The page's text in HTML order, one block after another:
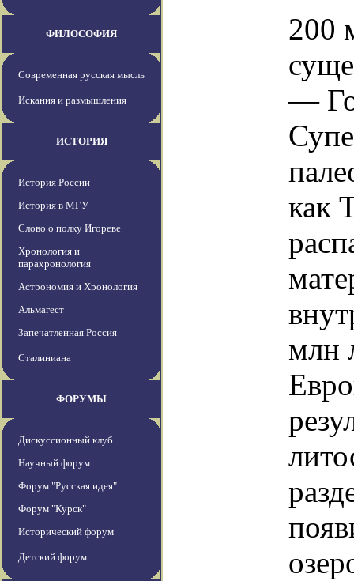
ФИЛОСОФИЯ
Современная русская мысль
Искания и размышления
ИСТОРИЯ
История России
История в МГУ
Слово о полку Игореве
Хронология и
парахронология
Астрономия и Хронология
Альмагест
Запечатленная Россия
Сталиниана
ФОРУМЫ
Дискуссионный клуб
Научный форум
Форум "Русская идея"
Форум "Курск"
Исторический форум
Детский форум
200
—
как
млн